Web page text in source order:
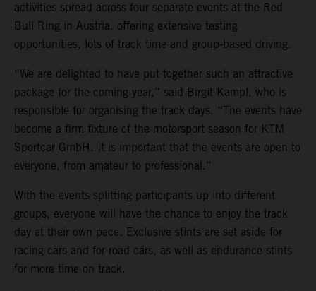
activities spread across four separate events at the Red
Bull Ring in Austria, offering extensive testing
opportunities, lots of track time and group-based driving.
“We are delighted to have put together such an attractive
package for the coming year,” said Birgit Kampl, who is
responsible for organising the track days. “The events have
become a firm fixture of the motorsport season for KTM
Sportcar GmbH. It is important that the events are open to
everyone, from amateur to professional.”
With the events splitting participants up into different
groups, everyone will have the chance to enjoy the track
day at their own pace. Exclusive stints are set aside for
racing cars and for road cars, as well as endurance stints
for more time on track.